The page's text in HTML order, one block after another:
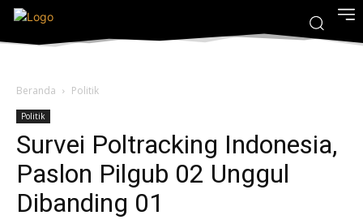
Beranda Politik
Politik
Survei Poltracking Indonesia,
Paslon Pilgub 02 Unggul
Dibanding 01